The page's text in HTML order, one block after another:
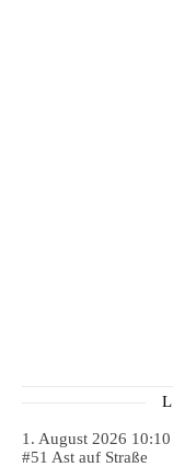
1. August 2026 10:10
#51 Ast auf Straße